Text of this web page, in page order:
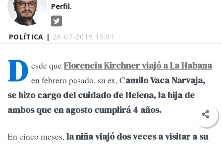
POLÍTICA | 26-07-2019 15:01
Perfil.
D esde queFlorencia Kirchner viajó a La Habana
en febrero pasado, su ex, Camilo Vaca Narvaja,
se hizo cargo del cuidado de Helena, la hija de
ambos que en agosto cumplirá 4 años.
En cinco meses,la niña viajó dos veces a visitar a su